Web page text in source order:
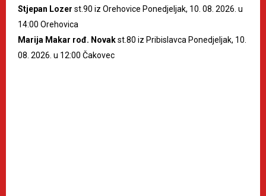
Stjepan Lozer st.90 iz Orehovice Ponedjeljak, 10. 08. 2026. u
14:00 Orehovica
Marija Makar rođ. Novakst.80 iz Pribislavca Ponedjeljak, 10.
08. 2026. u 12:00 Čakovec